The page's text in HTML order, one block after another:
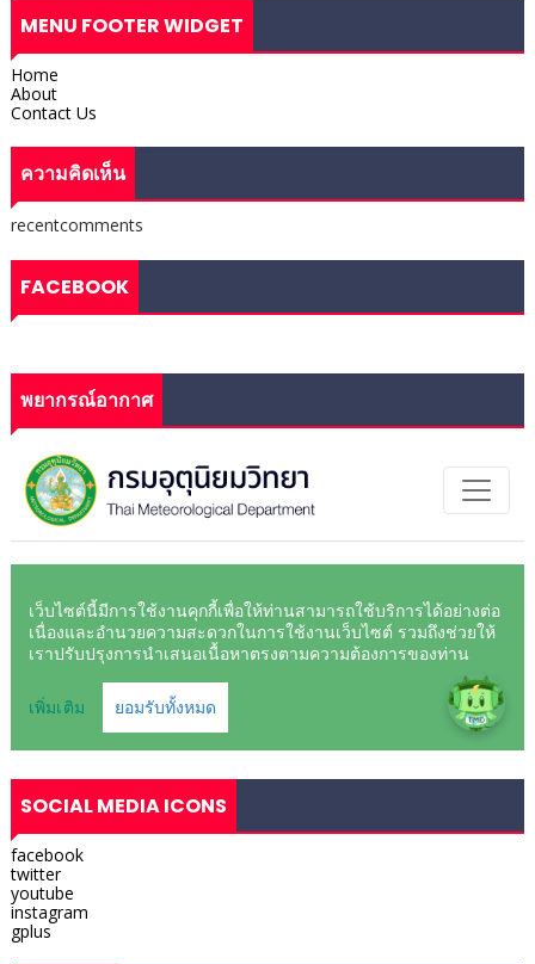
MENU FOOTER WIDGET
Home
About
Contact Us
ความคิดเห็น
recentcomments
FACEBOOK
พยากรณ์อากาศ
SOCIAL MEDIA ICONS
facebook
twitter
youtube
instagram
gplus